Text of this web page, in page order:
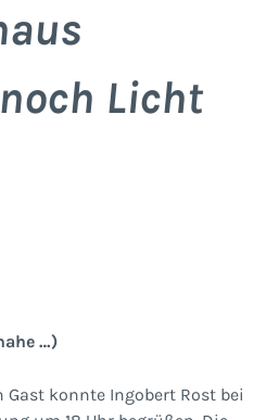
Licht
…)
Gast konnte Ingobert Rost bei